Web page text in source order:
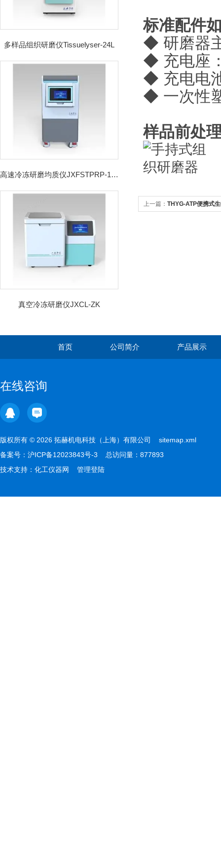
多样品组织研磨仪Tissuelyser-24L
高速冷冻研磨均质仪JXFSTPRP-192CL
真空冷冻研磨仪JXCL-ZK
标准配件
◆ 研磨器
◆ 充电座
◆ 充电电
◆ 一次性
样品前处
上一篇： THYG-ATP便携式
首页 公司简介 产品展示
在线咨询
版权所有 © 2026 拓赫机电科技（上海）有限公司 sitemap.xml
备案号： 沪ICP备12023843号-3 总访问量：877893
技术支持： 化工仪器网 管理登陆